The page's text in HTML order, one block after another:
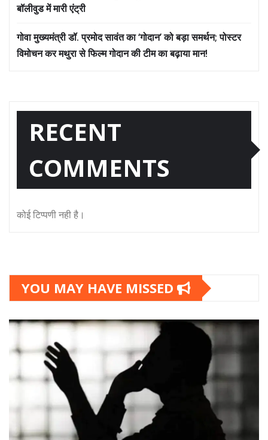
बॉलीवुड में मारी एंट्री
गोवा मुख्यमंत्री डॉ. प्रमोद सावंत का ‘गोदान’ को बड़ा समर्थन; पोस्टर
विमोचन कर मथुरा से फिल्म गोदान की टीम का बढ़ाया मान!
RECENT
COMMENTS
कोई टिप्पणी नही है।
YOU MAY HAVE MISSED